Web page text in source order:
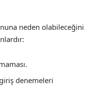
neden olabileceğini
denemeleri